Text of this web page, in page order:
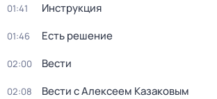
01:41 Инструкция
01:46 Есть решение
02:00 Вести
02:08 Вести с Алексеем Казаковым